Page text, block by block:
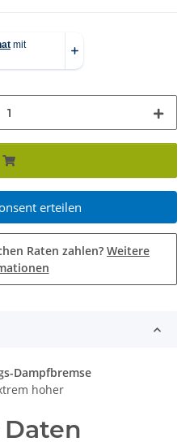
erteilen
Raten zahlen? Weitere
Dampfbremse
hoher